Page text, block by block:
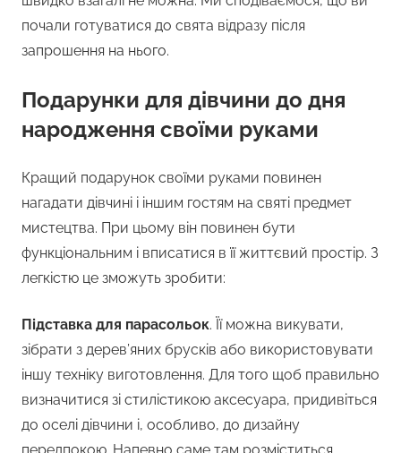
почали готуватися до свята відразу після
запрошення на нього.
Подарунки для дівчини до дня
народження своїми руками
Кращий подарунок своїми руками повинен
нагадати дівчині і іншим гостям на святі предмет
мистецтва. При цьому він повинен бути
функціональним і вписатися в її життєвий простір. З
легкістю це зможуть зробити:
Підставка для парасольок. Її можна викувати,
зібрати з дерев’яних брусків або використовувати
іншу техніку виготовлення. Для того щоб правильно
визначитися зі стилістикою аксесуара, придивіться
до оселі дівчини і, особливо, до дизайну